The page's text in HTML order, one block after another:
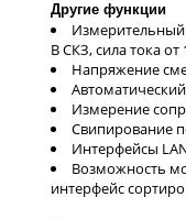
Другие функции
Измерительный
В СКЗ, сила тока
Напряжение
Измерение
Свипирование
Интерфейсы
Возможность
интерфейс